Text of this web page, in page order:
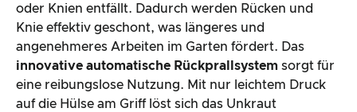
oder Knien entfällt. Dadurch werden Rücken und
Knie effektiv geschont, was längeres und
angenehmeres Arbeiten im Garten fördert. Das
innovative automatische Rückprallsystem sorgt für
eine reibungslose Nutzung. Mit nur leichtem Druck
auf die Hülse am Griff löst sich das Unkraut